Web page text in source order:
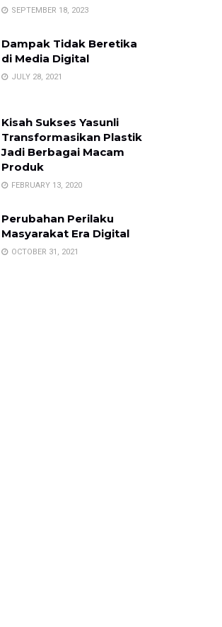
SEPTEMBER 18, 2023
Dampak Tidak Beretika
di Media Digital
JULY 28, 2021
Kisah Sukses Yasunli
Transformasikan Plastik
Jadi Berbagai Macam
Produk
FEBRUARY 13, 2020
Perubahan Perilaku
Masyarakat Era Digital
OCTOBER 31, 2021